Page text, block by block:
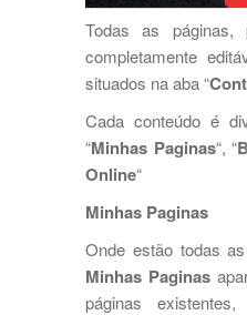
Todas as
completamente
situados na aba “
Cada conteúdo é
“Minhas Paginas“, “
Online“
Minhas Paginas
Onde estão todas
Minhas Paginas
páginas